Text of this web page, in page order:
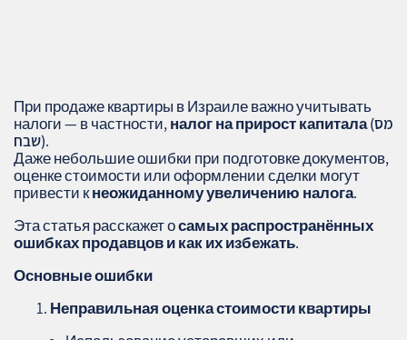
При продаже квартиры в Израиле важно учитывать
налоги — в частности,налог на прирост капитала (מס
שבח).
Даже небольшие ошибки при подготовке документов,
оценке стоимости или оформлении сделки могут
привести кнеожиданному увеличению налога.
Эта статья расскажет осамых распространённых
ошибках продавцов и как их избежать.
Основные ошибки
Неправильная оценка стоимости квартиры